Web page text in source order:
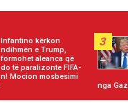
Infantino kërkon
ndihmën e Trump,
formohet aleanca që
do të paralizonte FIFA-
n! Mocion mosbesimi
3
nga